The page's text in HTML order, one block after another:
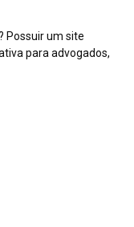
Possuir um site
para advogados,